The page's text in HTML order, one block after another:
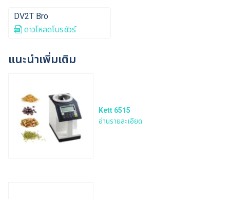
DV2T Bro
ดาวโหลดโบรชัวร์
แนะนำเพิ่มเติม
Kett 6515
อ่านรายละเอียด